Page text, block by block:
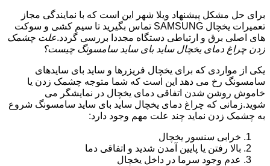
برای حل مشکل پیشنهاد ویلا شهر این است که با نمایندگی مجاز
تعمیرات یخچال SAMSUNG تماس بگیرید تا سیم کشی و سوکت
های اصلی برق و ارتباطی دستگاه مجددا بررسی گردد.علت چشمک
زدن چراغ دمای یخچال ساید بای ساید سامسونگ چیست؟
یکی از مواردی که برای یخچال فریزرها و ساید بای سایدهای
سامسونگ رخ می دهد این است که شما متوجه چشمک زدن یا
خاموش روشن شدن اتفاقی دمای یخچال در نمایشگر می
شوید.زمانی که چراغ دمای یخچال ساید بای ساید سامسونگ شروع
به چشمک زدن نماید چند علت مهم وجود دارد:
خرابی سنسور یخچال
بالا رفتن یا پایین آمدن شدید و اتفاقی دما
عدم وجود سرما در داخل یخچال